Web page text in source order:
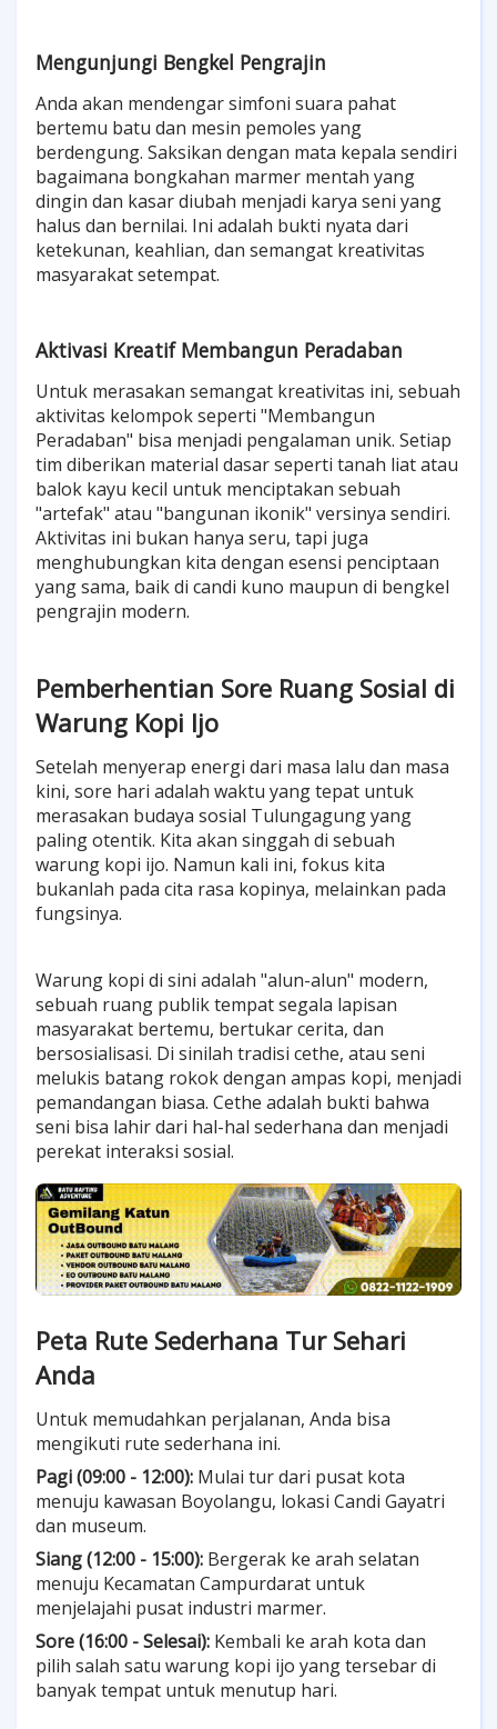
Mengunjungi Bengkel Pengrajin
Anda akan mendengar simfoni suara pahat
bertemu batu dan mesin pemoles yang
berdengung. Saksikan dengan mata kepala sendiri
bagaimana bongkahan marmer mentah yang
dingin dan kasar diubah menjadi karya seni yang
halus dan bernilai. Ini adalah bukti nyata dari
ketekunan, keahlian, dan semangat kreativitas
masyarakat setempat.
Aktivasi Kreatif Membangun Peradaban
Untuk merasakan semangat kreativitas ini, sebuah
aktivitas kelompok seperti "Membangun
Peradaban" bisa menjadi pengalaman unik. Setiap
tim diberikan material dasar seperti tanah liat atau
balok kayu kecil untuk menciptakan sebuah
"artefak" atau "bangunan ikonik" versinya sendiri.
Aktivitas ini bukan hanya seru, tapi juga
menghubungkan kita dengan esensi penciptaan
yang sama, baik di candi kuno maupun di bengkel
pengrajin modern.
Pemberhentian Sore Ruang Sosial di
Warung Kopi Ijo
Setelah menyerap energi dari masa lalu dan masa
kini, sore hari adalah waktu yang tepat untuk
merasakan budaya sosial Tulungagung yang
paling otentik. Kita akan singgah di sebuah
warung kopi ijo. Namun kali ini, fokus kita
bukanlah pada cita rasa kopinya, melainkan pada
fungsinya.
Warung kopi di sini adalah "alun-alun" modern,
sebuah ruang publik tempat segala lapisan
masyarakat bertemu, bertukar cerita, dan
bersosialisasi. Di sinilah tradisi cethe, atau seni
melukis batang rokok dengan ampas kopi, menjadi
pemandangan biasa. Cethe adalah bukti bahwa
seni bisa lahir dari hal-hal sederhana dan menjadi
perekat interaksi sosial.
Peta Rute Sederhana Tur Sehari
Anda
Untuk memudahkan perjalanan, Anda bisa
mengikuti rute sederhana ini.
Pagi (09:00 - 12:00): Mulai tur dari pusat kota
menuju kawasan Boyolangu, lokasi Candi Gayatri
dan museum.
Siang (12:00 - 15:00): Bergerak ke arah selatan
menuju Kecamatan Campurdarat untuk
menjelajahi pusat industri marmer.
Sore (16:00 - Selesai): Kembali ke arah kota dan
pilih salah satu warung kopi ijo yang tersebar di
banyak tempat untuk menutup hari.